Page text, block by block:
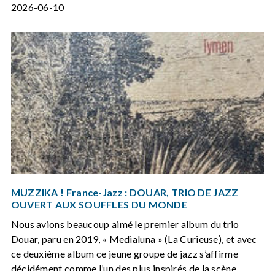
2026-06-10
MUZZIKA ! France-Jazz : DOUAR, TRIO DE JAZZ
OUVERT AUX SOUFFLES DU MONDE
Nous avions beaucoup aimé le premier album du trio
Douar, paru en 2019, « Medialuna » (La Curieuse), et avec
ce deuxième album ce jeune groupe de jazz s’affirme
décidément comme l’un des plus inspirés de la scène